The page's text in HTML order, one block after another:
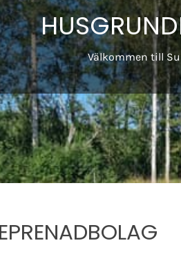
Välkommen till